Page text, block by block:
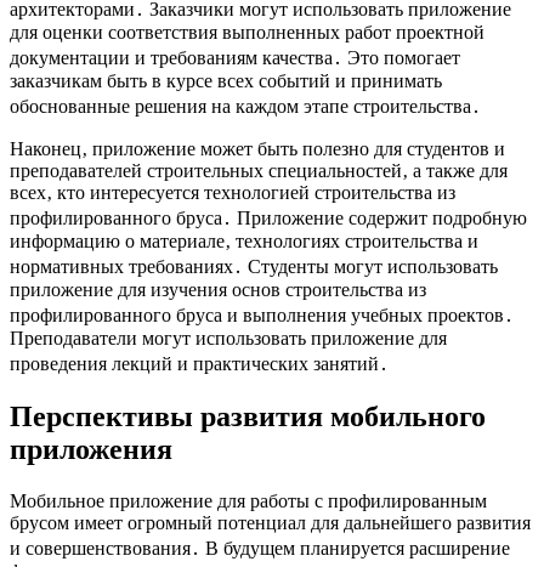
архитекторами․ Заказчики могут использовать приложение
для оценки соответствия выполненных работ проектной
документации и требованиям качества․ Это помогает
заказчикам быть в курсе всех событий и принимать
обоснованные решения на каждом этапе строительства․
Наконец‚ приложение может быть полезно для студентов и
преподавателей строительных специальностей‚ а также для
всех‚ кто интересуется технологией строительства из
профилированного бруса․ Приложение содержит подробную
информацию о материале‚ технологиях строительства и
нормативных требованиях․ Студенты могут использовать
приложение для изучения основ строительства из
профилированного бруса и выполнения учебных проектов․
Преподаватели могут использовать приложение для
проведения лекций и практических занятий․
Перспективы развития мобильного
приложения
Мобильное приложение для работы с профилированным
брусом имеет огромный потенциал для дальнейшего развития
и совершенствования․ В будущем планируется расширение